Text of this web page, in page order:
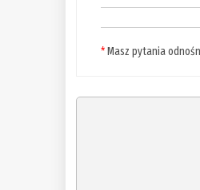
*Masz pytania